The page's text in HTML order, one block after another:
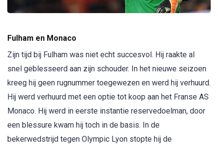
Fulham en Monaco
Zijn tijd bij Fulham was niet echt succesvol. Hij raakte al
snel geblesseerd aan zijn schouder. In het nieuwe seizoen
kreeg hij geen rugnummer toegewezen en werd hij verhuurd.
Hij werd verhuurd met een optie tot koop aan het Franse AS
Monaco. Hij werd in eerste instantie reservedoelman, door
een blessure kwam hij toch in de basis. In de
bekerwedstrijd tegen Olympic Lyon stopte hij de